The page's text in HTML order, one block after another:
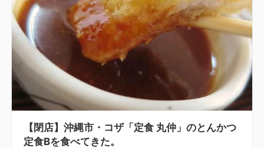
【閉店】沖縄市・コザ「定食 丸仲」のとんかつ
定食Bを食べてきた。